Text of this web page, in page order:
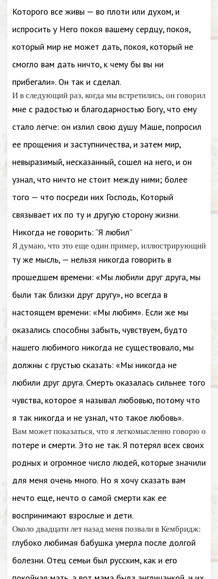
Которого все живы — во плоти или духом, и
испросить у Него покоя вашему сердцу, покоя,
который мир не может дать, покоя, который не
смогло вам дать ничто, к чему бы вы ни
прибегали». Он так и сделал.
И в следующий раз, когда мы встретились, он говорил
мне с радостью и благодарностью Богу, что ему
стало легче: он излил свою душу Маше, попросил
ее прощения и заступничества, и затем мир,
невыразимый, несказанный, сошел на него, и он
узнал, что ничто не стоит между ними; более
того — что посреди них Господь, Который
связывает их по ту и другую сторону жизни.
Никогда не говорить: “Я любил”
Я думаю, что это еще один пример, иллюстрирующий
ту же мысль, — нельзя никогда говорить в
прошедшем времени: «Мы любили друг друга, мы
были так близки друг другу», но всегда в
настоящем времени: «Мы любим». Если же мы
оказались способны забыть, чувствуем, будто
нашего любимого никогда не существовало, мы
должны с грустью сказать: «Мы никогда не
любили друг друга. Смерть оказалась сильнее того
чувства, которое я называл любовью, потому что
я так никогда и не узнал, что такое любовь».
Вам может показаться, что я легкомысленно говорю о
потере и смерти. Это не так. Я потерял всех своих
родных и огромное число людей, которые значили
для меня очень много. Но я хочу сказать вам
нечто еще, нечто о самой смерти как ее
воспринимают взрослые и дети.
Около двадцати лет назад меня позвали в Кембридж:
глубоко любимая бабушка умерла после долгой
болезни. Отец семьи был русским, как и его